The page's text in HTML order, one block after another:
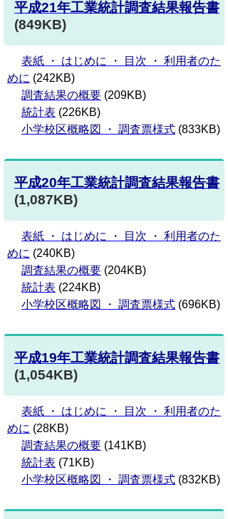
平成21年工業統計調査結果報告書
(849KB)
表紙 ・ はじめに ・ 目次 ・ 利用者のた
めに (242KB)
調査結果の概要 (209KB)
統計表 (226KB)
小学校区概略図 ・ 調査票様式 (833KB)
平成20年工業統計調査結果報告書
(1,087KB)
表紙 ・ はじめに ・ 目次 ・ 利用者のた
めに (240KB)
調査結果の概要 (204KB)
統計表 (224KB)
小学校区概略図 ・ 調査票様式 (696KB)
平成19年工業統計調査結果報告書
(1,054KB)
表紙 ・ はじめに ・ 目次 ・ 利用者のた
めに (28KB)
調査結果の概要 (141KB)
統計表 (71KB)
小学校区概略図 ・ 調査票様式 (832KB)